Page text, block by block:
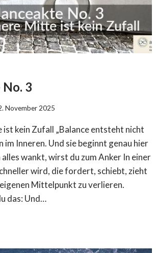
3
November 2025
ist kein Zufall „Balance entsteht nicht
im Inneren. Und sie beginnt genau hier
alles wankt, wirst du zum Anker In einer
wird, die fordert, schiebt, zieht
Mittelpunkt zu verlieren.
das: Und…